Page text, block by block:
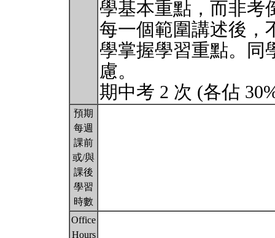
學基本重點，而非考
每一個範圍講述後，
學掌握學習重點。同
慮。
期中考 2 次 (各佔
預期
每週
課前
或/與
課後
學習
時數
Office
Hours